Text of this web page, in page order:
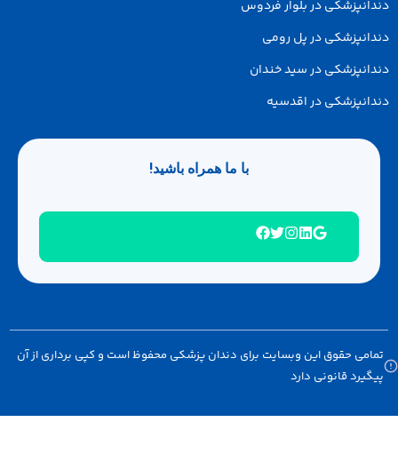
در بلوار فردوس
در پل رومی
در سید خندان
در اقدسیه
با ما همراه باشید!
حقوق این وبسایت برای دندان پزشکی محفوظ است و کپی برداری از آن
قانونی دارد